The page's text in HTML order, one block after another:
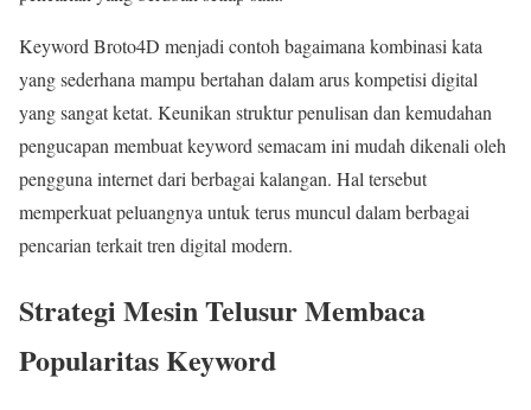
Keyword Broto4D menjadi contoh bagaimana kombinasi kata
yang sederhana mampu bertahan dalam arus kompetisi digital
yang sangat ketat. Keunikan struktur penulisan dan kemudahan
pengucapan membuat keyword semacam ini mudah dikenali oleh
pengguna internet dari berbagai kalangan. Hal tersebut
memperkuat peluangnya untuk terus muncul dalam berbagai
pencarian terkait tren digital modern.
Strategi Mesin Telusur Membaca
Popularitas Keyword